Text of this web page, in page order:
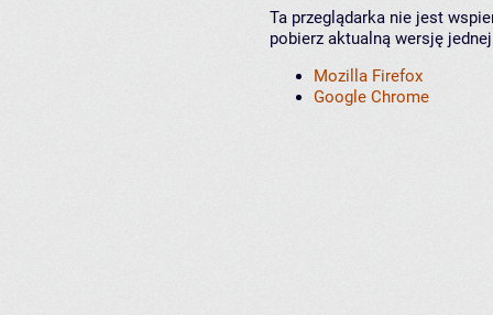
Ta przeglądarka nie jest
pobierz aktualną wersję
Mozilla Firefox
Google Chrome